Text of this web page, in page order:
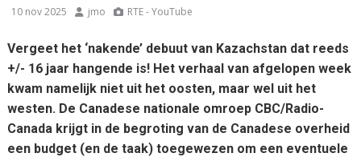
10 nov 2025 jmo RTE - YouTube
Vergeet het ‘nakende’ debuut van Kazachstan dat reeds
+/- 16 jaar hangende is! Het verhaal van afgelopen week
kwam namelijk niet uit het oosten, maar wel uit het
westen. De Canadese nationale omroep CBC/Radio-
Canada krijgt in de begroting van de Canadese overheid
een budget (en de taak) toegewezen om een eventuele